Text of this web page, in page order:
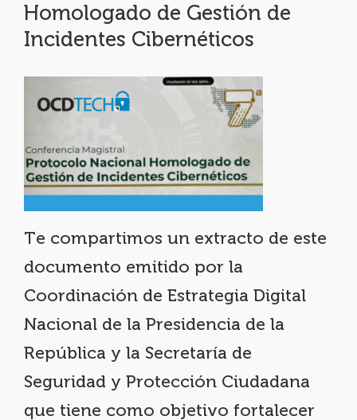
Homologado de Gestión de
Incidentes Cibernéticos
Te compartimos un extracto de este
documento emitido por la
Coordinación de Estrategia Digital
Nacional de la Presidencia de la
República y la Secretaría de
Seguridad y Protección Ciudadana
que tiene como objetivo fortalecer